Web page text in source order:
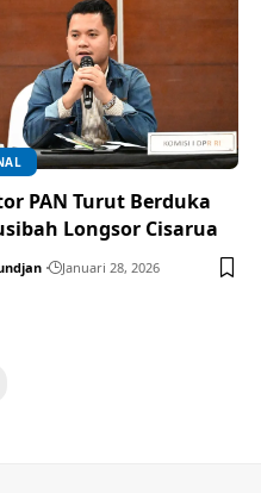
PAN Turut Berduka
Longsor Cisarua
Januari 28, 2026